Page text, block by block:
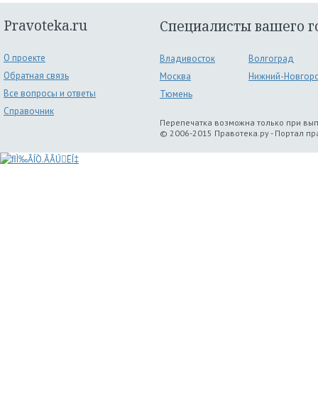
Pravoteka.ru
О проекте
Обратная связь
Все вопросы и ответы
Справочник
Специалисты вашего
Владивосток
Волгоград
Москва
Нижний-
Тюмень
Перепечатка возможна только при
© 2006-2015 Правотека.ру - Портал